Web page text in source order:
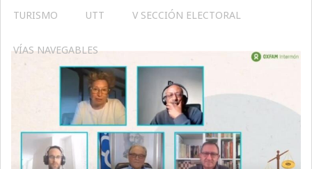
TURISMO UTT V SECCIÓN ELECTORAL
VÍAS NAVEGABLES